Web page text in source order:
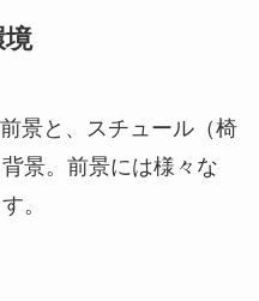
境